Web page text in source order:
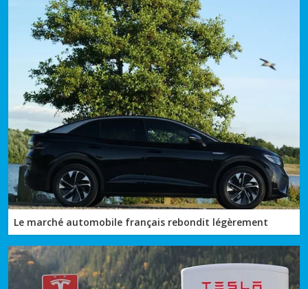
Le marché automobile français rebondit légèrement